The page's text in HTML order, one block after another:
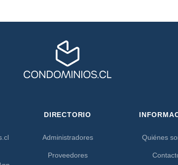
DIRECTORIO
Administradores
Proveedores
Quiénes